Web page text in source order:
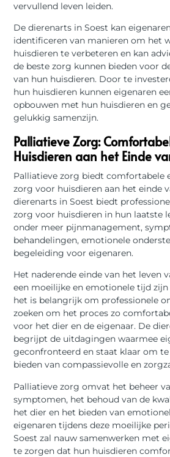
vervullend leven leiden.
De dierenarts in Soest kan
identificeren van manieren om het
huisdieren te verbeteren en kan
de beste zorg kunnen bieden voor
van hun huisdieren. Door te
hun huisdieren kunnen eigenaren
opbouwen met hun huisdieren en
gelukkig samenzijn.
Palliatieve Zorg:
Huisdieren aan het Einde
Palliatieve zorg biedt comfortabele
zorg voor huisdieren aan het einde
dierenarts in Soest biedt
zorg voor huisdieren in hun laatste
onder meer pijnmanagement,
behandelingen, emotionele
begeleiding voor eigenaren.
Het naderende einde van het leven
een moeilijke en emotionele tijd
het is belangrijk om professionele
zoeken om het proces zo
voor het dier en de eigenaar. De
begrijpt de uitdagingen waarmee
geconfronteerd en staat klaar om
bieden van compassievolle en
Palliatieve zorg omvat het beheer
symptomen, het behoud van de
het dier en het bieden van
eigenaren tijdens deze moeilijke
Soest zal nauw samenwerken met
te zorgen dat hun huisdieren